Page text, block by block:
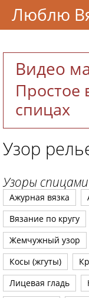
Видео
Простое
спицах
Узор
Узоры спицами
Ажурная вязка
Вязание по кругу
Жемчужный узор
Косы (жгуты)
Лицевая гладь
Люблю